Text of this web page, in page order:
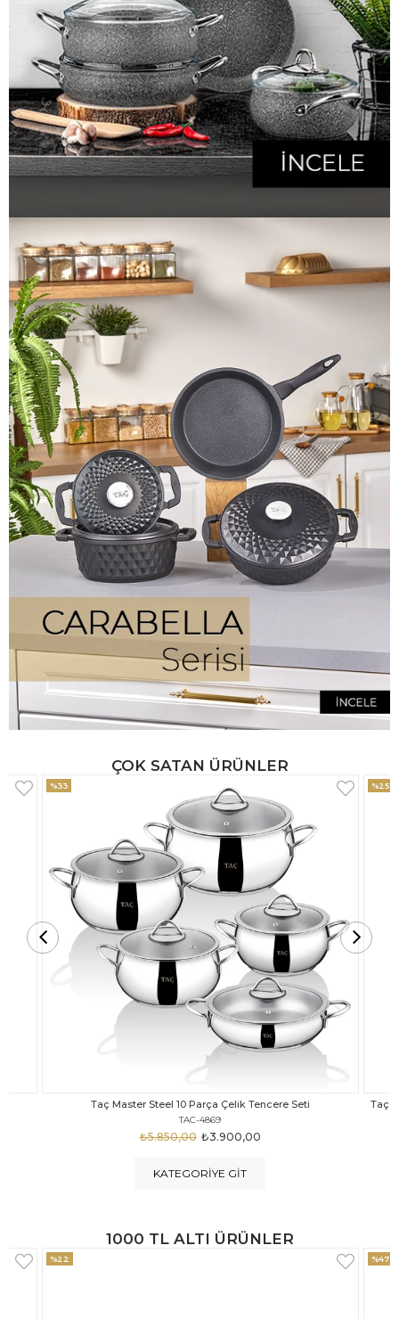
ÇOK SATAN ÜRÜNLER
Taç Carabella Döküm Cam Kapak 7 Parça Tencere Seti Siyah
TAC-3817
₺3.250,00
₺4.350,00
%25 %33
KATEGORIYE GIT
1000 TL ALTI ÜRÜNLER
%47 %18